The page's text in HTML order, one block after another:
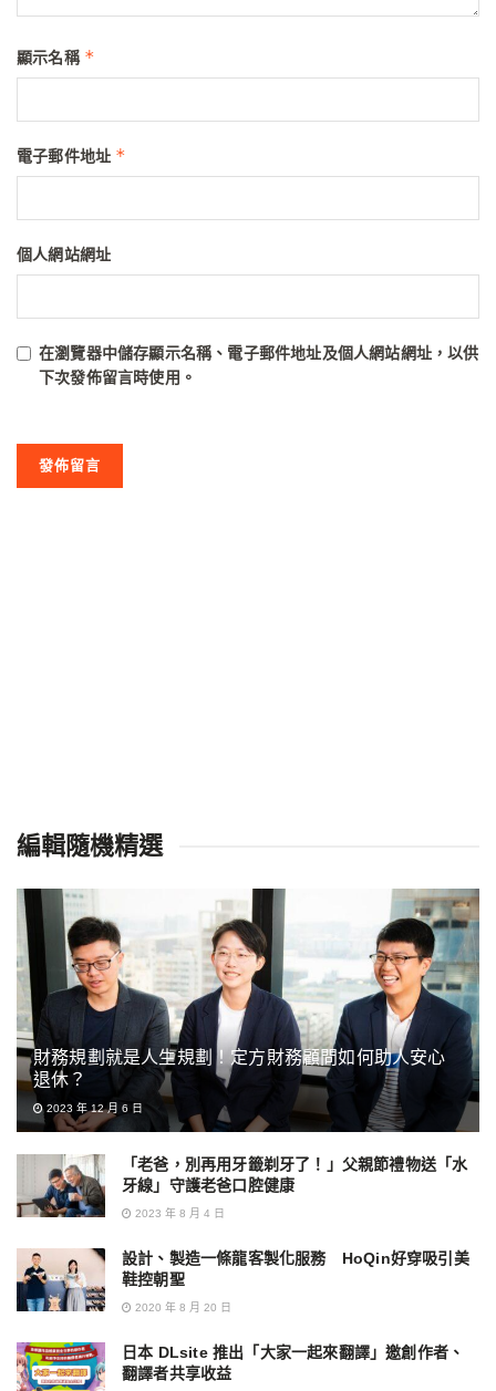
顯示名稱 *
電子郵件地址 *
個人網站網址
在瀏覽器中儲存顯示名稱、電子郵件地址及個人網站網址，以供
下次發佈留言時使用。
編輯隨機精選
財務規劃就是人生規劃！定方財務顧問如何助人安心
退休？
2023 年 12 月 6 日
「老爸，別再用牙籤剃牙了！」父親節禮物送「水
牙線」守護老爸口腔健康
2023 年 8 月 4 日
設計、製造一條龍客製化服務 HoQin好穿吸引美
鞋控朝聖
2020 年 8 月 20 日
日本 DLsite 推出「大家一起來翻譯」邀創作者、
翻譯者共享收益